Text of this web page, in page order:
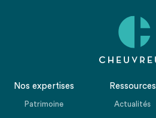
Nos expertises
Patrimoine
Ressources
Actualités